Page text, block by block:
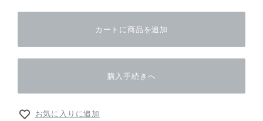
カートに商品を追加
購入手続きへ
お気に入りに追加